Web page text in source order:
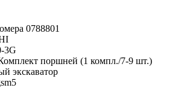
0788801
3G
поршней (1 компл./7-9 шт.)
экскаватор